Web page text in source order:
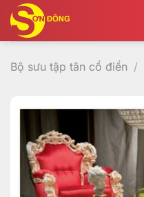
qua
nội
dung
Bộ sưu tập tân cổ điển /